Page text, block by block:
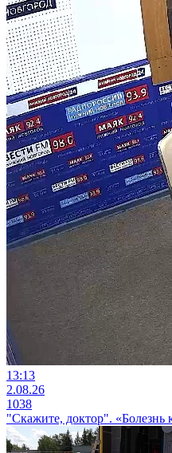
13:13
2.08.26
1038
"Скажите, доктор". «Болезнь